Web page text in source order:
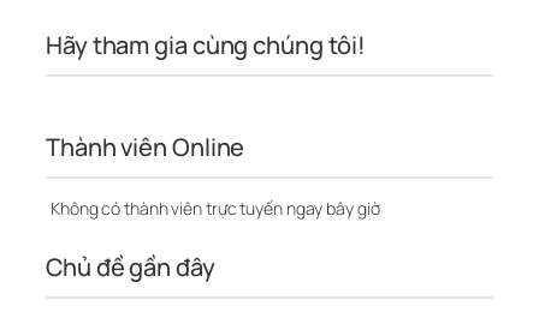
Hãy tham gia cùng chúng tôi!
Thành viên Online
Không có thành viên trực tuyến ngay bây giờ
Chủ đề gần đây